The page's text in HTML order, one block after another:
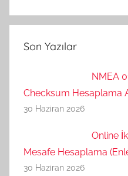
Son Yazılar
NMEA
Checksum Hesaplama
30 Haziran 2026
Online
Mesafe Hesaplama
30 Haziran 2026